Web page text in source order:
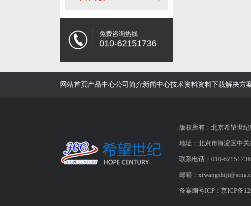
免费咨询热线
010-62151736
网站首页产品中心公司简介新闻中心技术资料资料下载解决方
版权所有：北京希望世纪
地址：北京市海淀区中
联系电话：010-
邮箱：
备案编号ICP： 京ICP备